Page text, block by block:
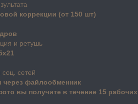
коррекции (от 150 шт)
и ретушь
сетей
через файлообменник
вы получите в течение 15